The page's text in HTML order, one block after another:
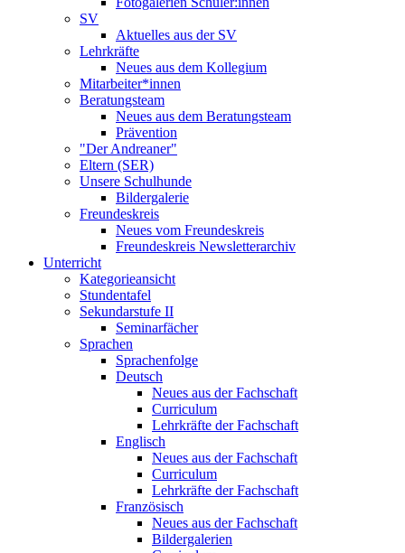
SV
Aktuelles aus der SV
Lehrkräfte
Neues aus dem Kollegium
Mitarbeiter*innen
Beratungsteam
Neues aus dem Beratungsteam
Prävention
"Der Andreaner"
Eltern (SER)
Unsere Schulhunde
Bildergalerie
Freundeskreis
Neues vom Freundeskreis
Freundeskreis Newsletterarchiv
Unterricht
Kategorieansicht
Stundentafel
Sekundarstufe II
Seminarfächer
Sprachen
Sprachenfolge
Deutsch
Neues aus der Fachschaft
Curriculum
Lehrkräfte der Fachschaft
Englisch
Neues aus der Fachschaft
Curriculum
Lehrkräfte der Fachschaft
Französisch
Neues aus der Fachschaft
Bildergalerien